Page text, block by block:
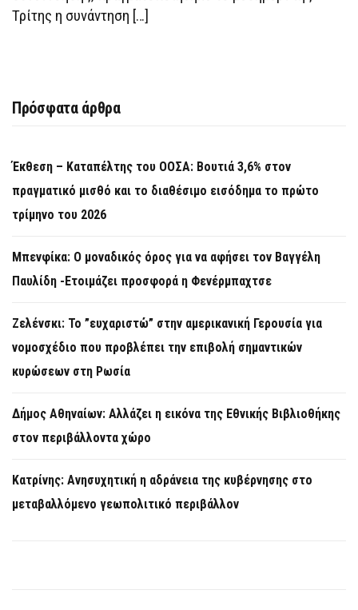
Τρίτης η συνάντηση […]
Πρόσφατα άρθρα
Έκθεση – Καταπέλτης του ΟΟΣΑ: Βουτιά 3,6% στον
πραγματικό μισθό και το διαθέσιμο εισόδημα το πρώτο
τρίμηνο του 2026
Μπενφίκα: Ο μοναδικός όρος για να αφήσει τον Βαγγέλη
Παυλίδη -Ετοιμάζει προσφορά η Φενέρμπαχτσε
Ζελένσκι: Το ”ευχαριστώ” στην αμερικανική Γερουσία για
νομοσχέδιο που προβλέπει την επιβολή σημαντικών
κυρώσεων στη Ρωσία
Δήμος Αθηναίων: Αλλάζει η εικόνα της Εθνικής Βιβλιοθήκης
στον περιβάλλοντα χώρο
Κατρίνης: Ανησυχητική η αδράνεια της κυβέρνησης στο
μεταβαλλόμενο γεωπολιτικό περιβάλλον